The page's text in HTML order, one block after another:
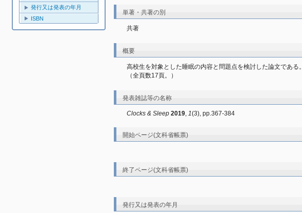
発行又は発表の年月
ISBN
単著・共著の別
共著
概要
高校生を対象とした睡眠の内容と問題点を検討した論文である。
（全頁数17頁。）
発表雑誌等の名称
Clocks & Sleep 2019, 1(3), pp.367-384
開始ページ(文科省帳票)
終了ページ(文科省帳票)
発行又は発表の年月